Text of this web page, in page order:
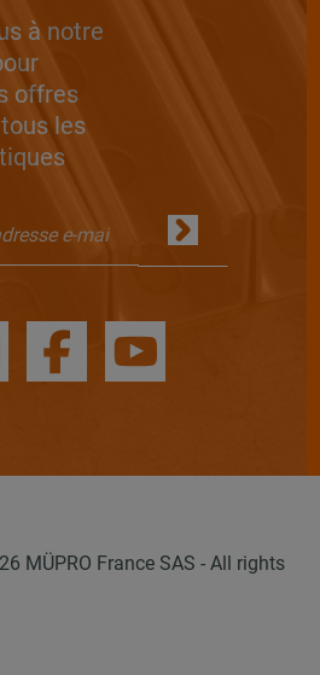
à notre
offres
les
MÜPRO France SAS - All rights